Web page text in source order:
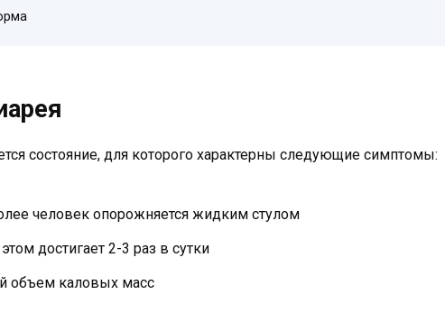
состояние, для которого характерны следующие симптомы:
человек опорожняется жидким стулом
достигает 2-3 раз в сутки
объем каловых масс